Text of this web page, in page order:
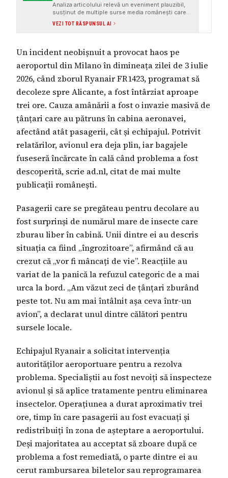
Analiza articolului relevă un eveniment plauzibil,
susținut de multiple surse media românești care
citează un raport inițial de la ad.nl. Deși există
câteva semnale de alarmă minore, precum lipsa
unui comunicat oficial detaliat de la Ryanair și
general al articolului este neutru și bazat pe
relatări ale pasagerilor și confirmări parțiale din
partea companiei aeriene. Incidentul este
experților în av
VEZI TOT RĂSPUNSUL AI
Un incident neobișnuit a provocat haos pe
aeroportul din Milano în dimineața zilei de 3 iulie
2026, când zborul Ryanair FR1423, programat să
decoleze spre Alicante, a fost întârziat aproape
trei ore. Cauza amânării a fost o invazie masivă de
țânțari care au pătruns în cabina aeronavei,
afectând atât pasagerii, cât și echipajul. Potrivit
relatărilor, avionul era deja plin, iar bagajele
fuseseră încărcate în cală când problema a fost
descoperită, scrie ad.nl, citat de mai multe
publicații românești.
Pasagerii care se pregăteau pentru decolare au
fost surprinși de numărul mare de insecte care
zburau liber în cabină. Unii dintre ei au descris
situația ca fiind „îngrozitoare”, afirmând că au
crezut că „vor fi mâncați de vie”. Reacțiile au
variat de la panică la refuzul categoric de a mai
urca la bord. „Am văzut zeci de țânțari zburând
peste tot. Nu am mai întâlnit așa ceva într-un
avion”, a declarat unul dintre călători pentru
sursele locale.
Echipajul Ryanair a solicitat intervenția
autorităților aeroportuare pentru a rezolva
problema. Specialiștii au fost nevoiți să inspecteze
avionul și să aplice tratamente pentru eliminarea
insectelor. Operațiunea a durat aproximativ trei
ore, timp în care pasagerii au fost evacuați și
redistribuiți în zona de așteptare a aeroportului.
Deși majoritatea au acceptat să zboare după ce
problema a fost remediată, o parte dintre ei au
cerut rambursarea biletelor sau reprogramarea